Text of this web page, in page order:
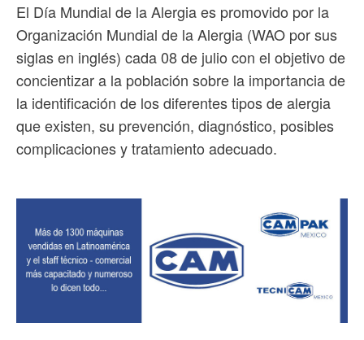
El Día Mundial de la Alergia es promovido por la
Organización Mundial de la Alergia (WAO por sus
siglas en inglés) cada 08 de julio con el objetivo de
concientizar a la población sobre la importancia de
la identificación de los diferentes tipos de alergia
que existen, su prevención, diagnóstico, posibles
complicaciones y tratamiento adecuado.